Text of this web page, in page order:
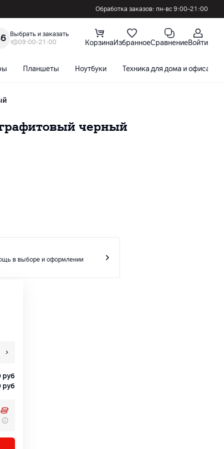
Обработка заказов: пн-вс 9:00–21:00
Выбрать и заказать
09:00-21:00
КорзинаИзбранноеСравнениеВойти
Планшеты Ноутбуки Техника для дома и офиса
черный
в выборе и оформлении
руб
руб